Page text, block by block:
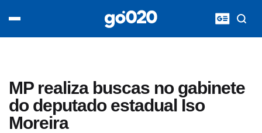
MP realiza buscas no gabinete
do deputado estadual Iso
Moreira
acontece agora
entretenimento
vídeos
pod020